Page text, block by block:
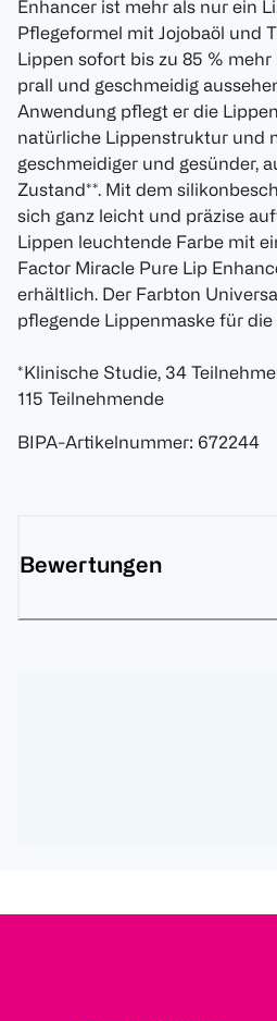
Enhancer ist mehr als nur ein
Pflegeformel mit Jojobaöl und
Lippen sofort bis zu 85 %
prall und geschmeidig
Anwendung pflegt er die
natürliche Lippenstruktur und
geschmeidiger und gesünder,
Zustand**. Mit dem
sich ganz leicht und präzise
Lippen leuchtende Farbe mit
Factor Miracle Pure Lip
erhältlich. Der Farbton
pflegende Lippenmaske für die
*Klinische Studie, 34
115 Teilnehmende
BIPA-Artikelnummer: 672244
Bewertungen